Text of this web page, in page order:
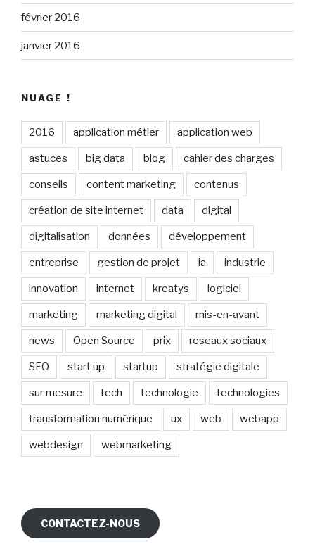
février 2016
janvier 2016
NUAGE !
2016 application métier application web
astuces big data blog cahier des charges
conseils content marketing contenus
création de site internet data digital
digitalisation données développement
entreprise gestion de projet ia industrie
innovation internet kreatys logiciel
marketing marketing digital mis-en-avant
news Open Source prix reseaux sociaux
SEO start up startup stratégie digitale
sur mesure tech technologie technologies
transformation numérique ux web webapp
webdesign webmarketing
CONTACTEZ-NOUS